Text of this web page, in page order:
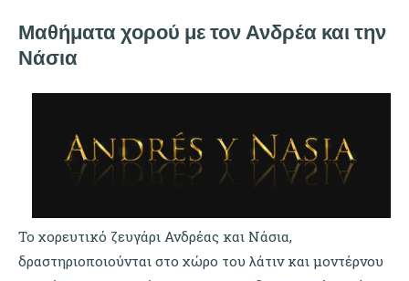
Μαθήματα χορού με τον Ανδρέα και την
Νάσια
Το χορευτικό ζευγάρι Ανδρέας και Νάσια,
δραστηριοποιούνται στο χώρο του λάτιν και μοντέρνου